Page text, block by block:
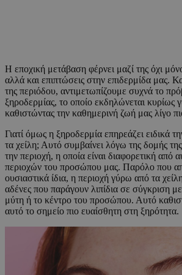
Η εποχική μετάβαση φέρνει μαζί της όχι
αλλά και επιπτώσεις στην επιδερμίδα μας.
της περιόδου, αντιμετωπίζουμε συχνά το
ξηροδερμίας, το οποίο εκδηλώνεται κυρίως
καθιστώντας την καθημερινή ζωή μας λίγο
Γιατί όμως η ξηροδερμία επηρεάζει ειδικά
τα χείλη; Αυτό συμβαίνει λόγω της δομής
την περιοχή, η οποία είναι διαφορετική από
περιοχών του προσώπου μας. Παρόλο που
ουσιαστικά ίδια, η περιοχή γύρω από τα
αδένες που παράγουν λιπίδια σε σύγκριση
μύτη ή το κέντρο του προσώπου. Αυτό
αυτό το σημείο πιο ευαίσθητη στη ξηρότητα.